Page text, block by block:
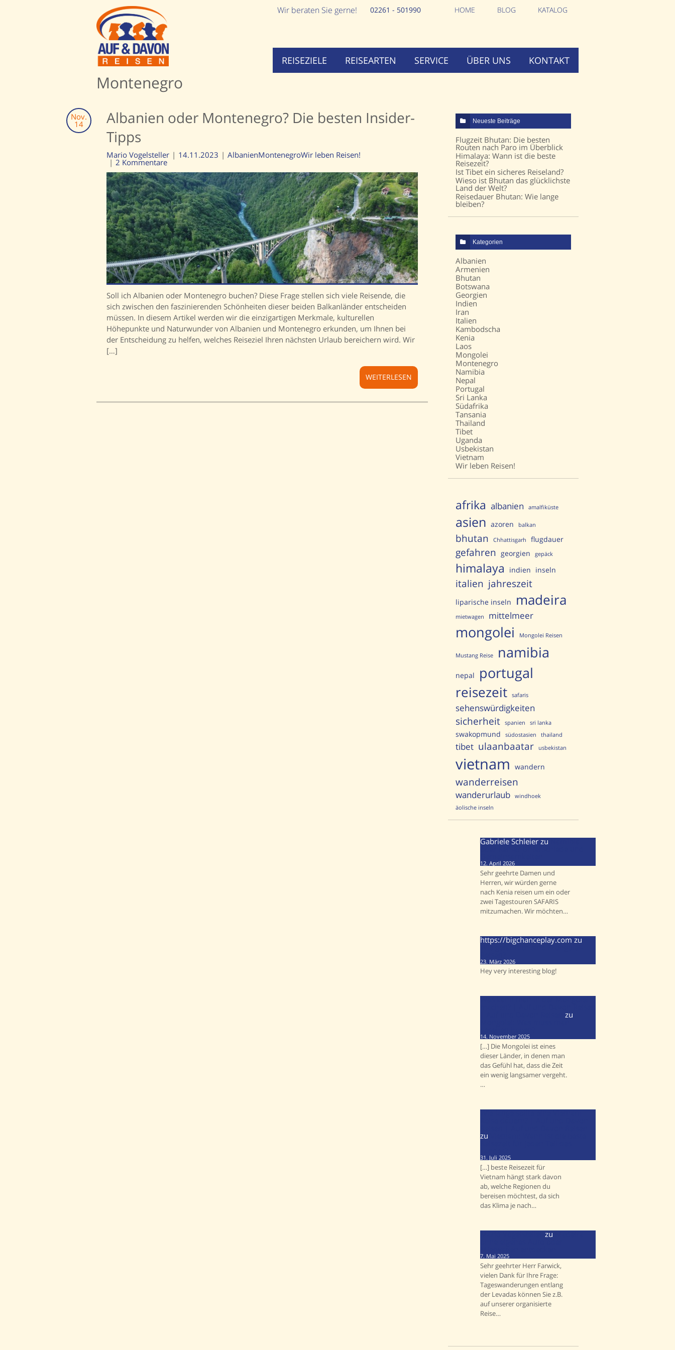
02261 - 501990 HOME BLOG KATALOG
Wir beraten Sie gerne!
REISEZIELE REISEARTEN SERVICE ÜBER UNS KONTAKT
Montenegro
Nov.
14
Albanien oder Montenegro? Die besten Insider-
Tipps
Mario Vogelsteller 14.11.2023 AlbanienMontenegroWir leben Reisen!
2 Kommentare
Soll ich Albanien oder Montenegro buchen? Diese Frage stellen sich viele Reisende, die
sich zwischen den faszinierenden Schönheiten dieser beiden Balkanländer entscheiden
müssen. In diesem Artikel werden wir die einzigartigen Merkmale, kulturellen
Höhepunkte und Naturwunder von Albanien und Montenegro erkunden, um Ihnen bei
der Entscheidung zu helfen, welches Reiseziel Ihren nächsten Urlaub bereichern wird. Wir
[…]
WEITERLESEN
Neueste Beiträge
Flugzeit Bhutan: Die besten
Routen nach Paro im Überblick
Himalaya: Wann ist die beste
Reisezeit?
Ist Tibet ein sicheres Reiseland?
Wieso ist Bhutan das glücklichste
Land der Welt?
Reisedauer Bhutan: Wie lange
bleiben?
Kategorien
Albanien
Armenien
Bhutan
Botswana
Georgien
Indien
Iran
Italien
Kambodscha
Kenia
Laos
Mongolei
Montenegro
Namibia
Nepal
Portugal
Sri Lanka
Südafrika
Tansania
Thailand
Tibet
Uganda
Usbekistan
Vietnam
Wir leben Reisen!
afrika albanien amalfiküste
asien azoren balkan
bhutan Chhattisgarh flugdauer
gefahren georgien gepäck
himalaya indien inseln
italien jahreszeit
liparische inseln madeira
mietwagen mittelmeer
mongolei Mongolei Reisen
Mustang Reise namibia
nepal portugal
reisezeit safaris
sehenswürdigkeiten
sicherheit spanien sri lanka
swakopmund südostasien thailand
tibet ulaanbaatar usbekistan
vietnam wandern
wanderreisen
wanderurlaub
windhoek
äolische inseln
Gabriele Schleierzu
12. April 2026
Sehr geehrte Damen und
Herren, wir würden gerne
nach Kenia reisen um ein oder
zwei Tagestouren SAFARIS
mitzumachen. Wir möchten…
https://bigchanceplay.comzu
Wie gefährlich sind Mongolei-
23. März 2026
Hey very interesting blog!
zu
14. November 2025
[…] Die Mongolei ist eines
dieser Länder, in denen man
das Gefühl hat, dass die Zeit
ein wenig langsamer vergeht.
…
zu
31. Juli 2025
[…] beste Reisezeit für
Vietnam hängt stark davon
ab, welche Regionen du
bereisen möchtest, da sich
das Klima je nach…
Mario VogelstellerzuMadeira
7. Mai 2025
Sehr geehrter Herr Farwick,
vielen Dank für Ihre Frage:
Tageswanderungen entlang
der Levadas können Sie z.B.
auf unserer organisierte
Reise…